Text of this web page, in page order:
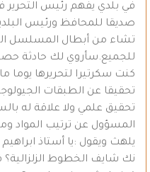
في بلدي يفهم رئيس التحرير
صديقا للمحافظ ورئيس
تشاء من أبطال المسلسل
للجميع.سأروي لك حادثة
كنت سكرتيرا لتحريرها يوما
تحقيقا عن الطبقات
تحقيق علمي ولا علاقة له
المسؤول عن ترتيب المواد
يلهث ويقول :يا أستاذ
نك شايف الخطوط